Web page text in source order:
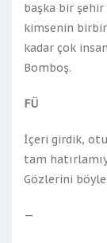
başka bir
kimsenin
kadar çok
Bomboş.
FÜ
İçeri girdik,
tam
Gözlerini böyle
—